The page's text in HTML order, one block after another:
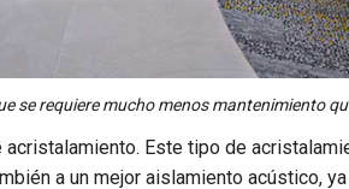
se requiere mucho menos mantenimiento
Este tipo de
a un mejor aislamiento acústico,